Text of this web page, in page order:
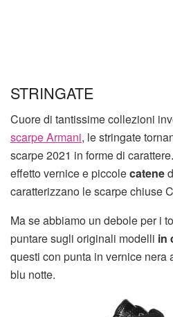
STRINGATE
Cuore di tantissime collezioni
scarpe Armani, le stringate
scarpe 2021 in forme di carattere.
effetto vernice e piccolecatene
caratterizzano le scarpe chiuse
Ma se abbiamo un debole per i
puntare sugli originali modelli in
questi con punta in vernice nera
blu notte.